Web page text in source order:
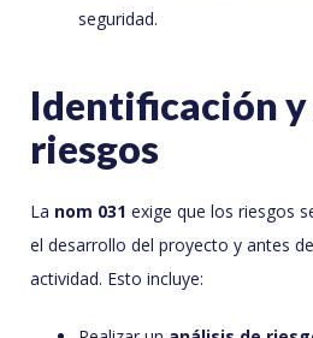
seguridad.
Identificación
riesgos
La nom 031 exige que los riesgos
el desarrollo del proyecto y antes
actividad. Esto incluye: